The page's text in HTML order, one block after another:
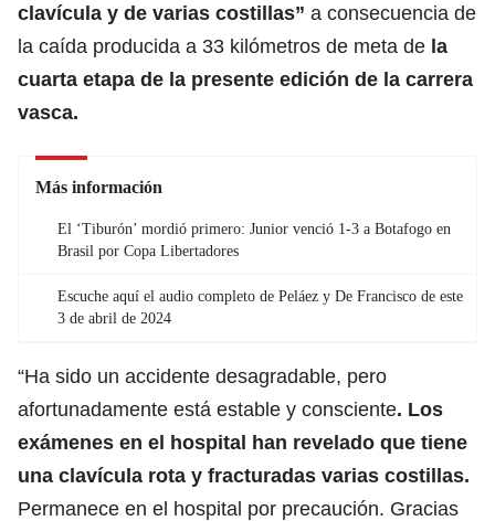
clavícula y de varias costillas” a consecuencia de
la caída producida a 33 kilómetros de meta de la
cuarta etapa de la presente edición de la carrera
vasca.
Más información
El ‘Tiburón’ mordió primero: Junior venció 1-3 a Botafogo en
Brasil por Copa Libertadores
Escuche aquí el audio completo de Peláez y De Francisco de este
3 de abril de 2024
“Ha sido un accidente desagradable, pero
afortunadamente está estable y consciente. Los
exámenes en el hospital han revelado que tiene
una clavícula rota y fracturadas varias costillas.
Permanece en el hospital por precaución. Gracias